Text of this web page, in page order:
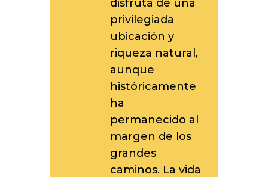
disfruta de una
privilegiada
ubicación y
riqueza natural,
aunque
históricamente
ha
permanecido al
margen de los
grandes
caminos. La vida